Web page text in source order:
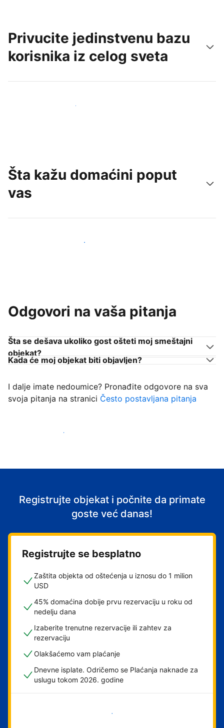
Privucite jedinstvenu bazu
korisnika iz celog sveta
Privucite nove goste već danas
Šta kažu domaćini poput
vas
Pridružite se domaćinima poput vas
Odgovori na vaša pitanja
Šta se dešava ukoliko gost ošteti moj smeštajni
objekat?
Kada će moj objekat biti objavljen?
I dalje imate nedoumice? Pronađite odgovore na sva
svoja pitanja na stranici Često postavljana pitanja
Počnite da primate goste
Registrujte objekat i počnite da primate
goste već danas!
Registrujte se besplatno
Zaštita objekta od oštećenja u iznosu do 1 milion
USD
45% domaćina dobije prvu rezervaciju u roku od
nedelju dana
Izaberite trenutne rezervacije ili zahtev za
rezervaciju
Olakšaćemo vam plaćanje
Dnevne isplate. Odričemo se Plaćanja naknade za
uslugu tokom 2026. godine
Počnite odmah